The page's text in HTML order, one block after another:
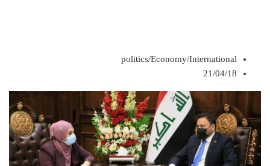
politics/Economy/International
21/04/18